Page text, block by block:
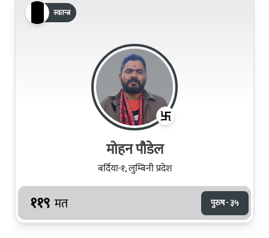
स्वतन्त्र
मोहन पौडेल
बर्दिया-१, लुम्बिनी प्रदेश
११९ मत पुरुष · ३५